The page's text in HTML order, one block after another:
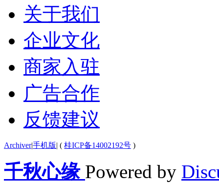
关于我们
企业文化
商家入驻
广告合作
反馈建议
Archiver|手机版| ( 桂ICP备14002192号 )
千秋心缘 Powered by